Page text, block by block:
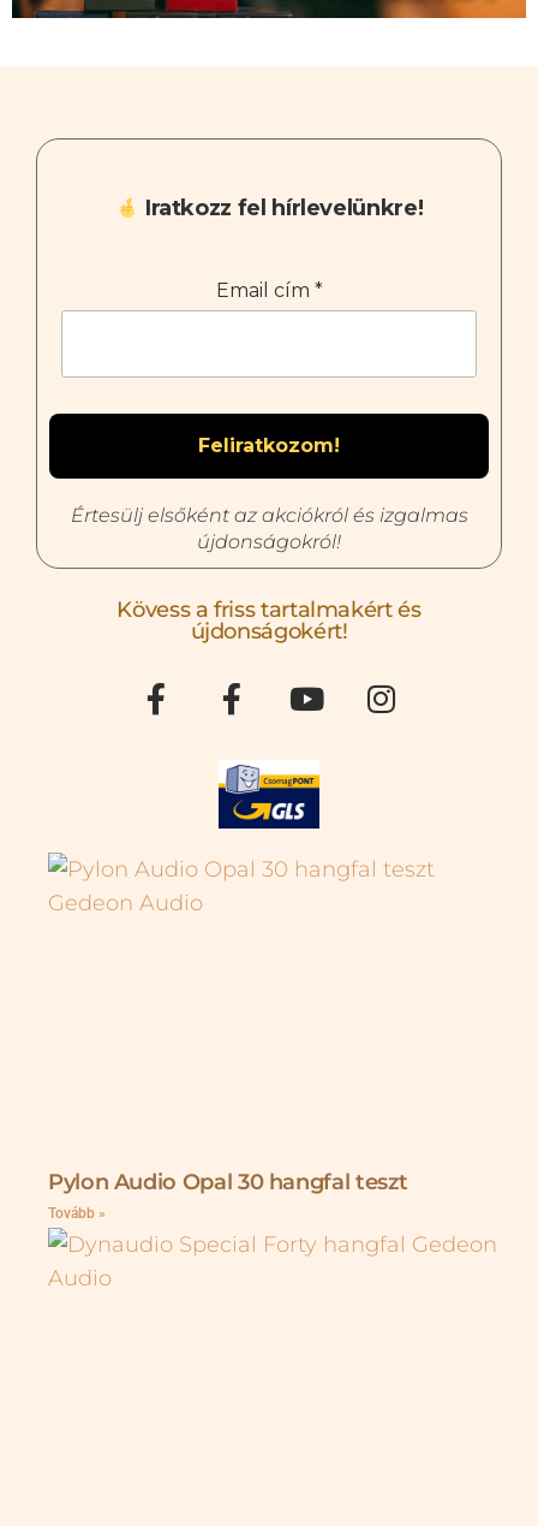
Iratkozz fel hírlevelünkre!
Email cím *
Értesülj elsőként az akciókról és izgalmas
újdonságokról!
Kövess a friss tartalmakért és
újdonságokért!
Pylon Audio Opal 30 hangfal teszt
Tovább »